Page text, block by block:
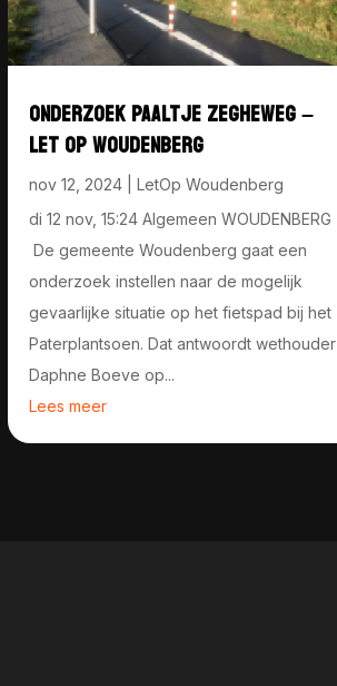
ONDERZOEK PAALTJE ZEGHEWEG –
LET OP WOUDENBERG
nov 12, 2024| LetOp Woudenberg
di 12 nov, 15:24 Algemeen WOUDENBERG
De gemeente Woudenberg gaat een
onderzoek instellen naar de mogelijk
gevaarlijke situatie op het fietspad bij het
Paterplantsoen. Dat antwoordt wethouder
Daphne Boeve op...
Lees meer